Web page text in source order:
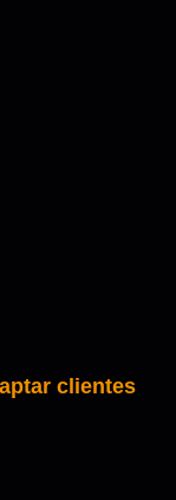
clientes